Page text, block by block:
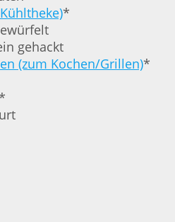
*
gehackt
(zum Kochen/Grillen)*